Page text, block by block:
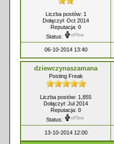
Liczba postów: 1
Dołączył: Oct 2014
Reputacja: 0
Status:
06-10-2014 13:40
dziewczynaszamana
Posting Freak
Liczba postów: 1,855
Dołączył: Jul 2014
Reputacja: 0
Status:
13-10-2014 12:00